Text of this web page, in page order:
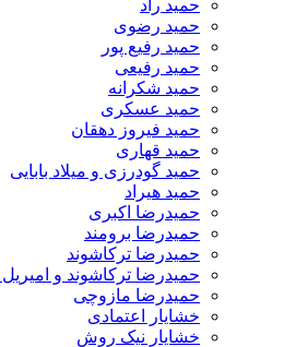
حمید راد
حمید رضوی
حمید رفیع پور
حمید رفیعی
حمید شکرانه
حمید عسکری
حمید فیروز دهقان
حمید قهاری
حمید گودرزی و میلاد بابایی
حمید هیراد
حمیدرضا اکبری
حمیدرضا برومند
حمیدرضا ترکاشوند
حمیدرضا ترکاشوند و امیریل
حمیدرضا مازوچی
خشایار اعتمادی
خشایار نیک روش